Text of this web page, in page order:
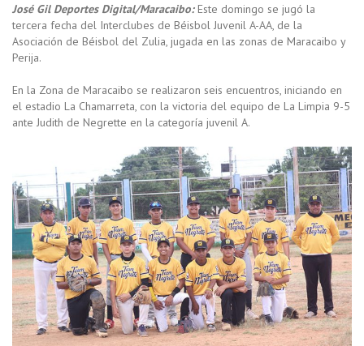
José Gil Deportes Digital/Maracaibo:Este domingo se jugó la
tercera fecha del Interclubes de Béisbol Juvenil A-AA, de la
Asociación de Béisbol del Zulia, jugada en las zonas de Maracaibo y
Perija.
En la Zona de Maracaibo se realizaron seis encuentros, iniciando en
el estadio La Chamarreta, con la victoria del equipo de La Limpia 9-5
ante Judith de Negrette en la categoría juvenil A.